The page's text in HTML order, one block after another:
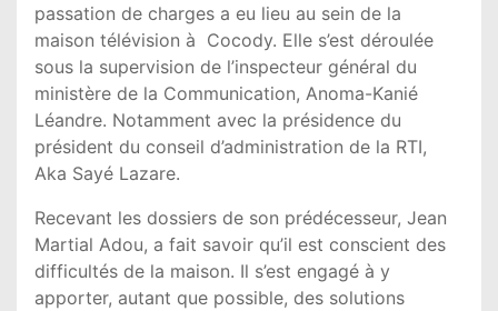
passation de charges a eu lieu au sein de la
maison télévision à Cocody. Elle s’est déroulée
sous la supervision de l’inspecteur général du
ministère de la Communication, Anoma-Kanié
Léandre. Notamment avec la présidence du
président du conseil d’administration de la RTI,
Aka Sayé Lazare.
Recevant les dossiers de son prédécesseur, Jean
Martial Adou, a fait savoir qu’il est conscient des
difficultés de la maison. Il s’est engagé à y
apporter, autant que possible, des solutions